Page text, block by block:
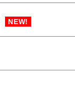
NEW!